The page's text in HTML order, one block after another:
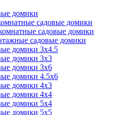
домики
садовые домики
садовые домики
садовые домики
домики 3x4.5
домики 3х3
домики 3х6
домики 4.5x6
домики 4x3
домики 4x4
домики 5х4
домики 5х5